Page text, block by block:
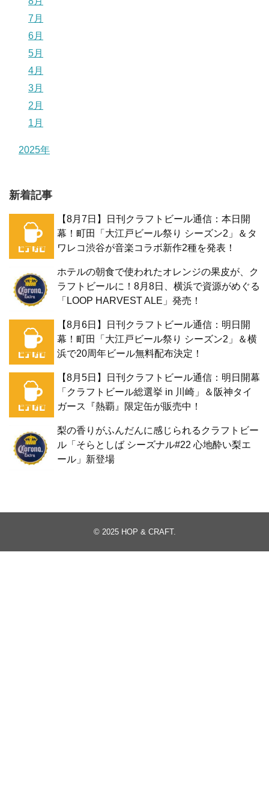
7月
6月
5月
4月
3月
2月
1月
2025年
新着記事
【8月7日】日刊クラフトビール通信：本日開
幕！町田「大江戸ビール祭り シーズン2」＆タ
ワレコ渋谷が音楽コラボ新作2種を発表！
ホテルの朝食で使われたオレンジの果皮が、ク
ラフトビールに！8月8日、横浜で資源がめぐる
「LOOP HARVEST ALE」発売！
【8月6日】日刊クラフトビール通信：明日開
幕！町田「大江戸ビール祭り シーズン2」＆横
浜で20周年ビール無料配布決定！
【8月5日】日刊クラフトビール通信：明日開幕
「クラフトビール総選挙 in 川崎」＆阪神タイ
ガース『熱覇』限定缶が販売中！
梨の香りがふんだんに感じられるクラフトビー
ル「そらとしば シーズナル#22 心地酔い梨エ
ール」新登場
© 2025 HOP & CRAFT.